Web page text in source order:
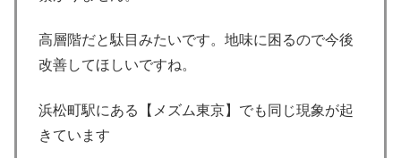
高層階だと駄目みたいです。地味に困るので今後
改善してほしいですね。
浜松町駅にある【メズム東京】でも同じ現象が起
きています